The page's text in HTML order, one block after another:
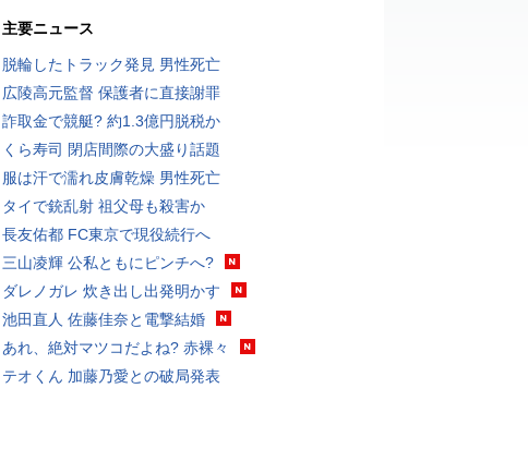
主要ニュース
脱輪したトラック発見 男性死亡
広陵高元監督 保護者に直接謝罪
詐取金で競艇? 約1.3億円脱税か
くら寿司 閉店間際の大盛り話題
服は汗で濡れ皮膚乾燥 男性死亡
タイで銃乱射 祖父母も殺害か
長友佑都 FC東京で現役続行へ
三山凌輝 公私ともにピンチへ?
ダレノガレ 炊き出し出発明かす
池田直人 佐藤佳奈と電撃結婚
あれ、絶対マツコだよね? 赤裸々
テオくん 加藤乃愛との破局発表